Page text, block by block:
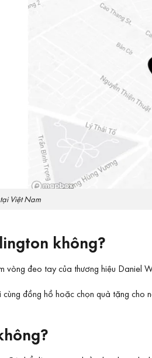
Việt Nam
không?
vòng đeo tay của thương hiệu Daniel
đồng hồ hoặc chọn quà tặng cho